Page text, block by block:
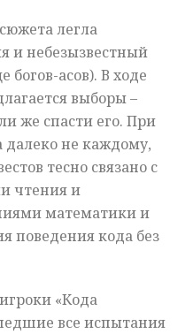
легла
и небезызвестный
богов-асов). В ходе
выборы –
же спасти его. При
далеко не каждому,
тесно связано с
чтения и
математики и
поведения кода без
«Кода
все испытания